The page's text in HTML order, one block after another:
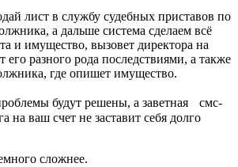
лист в службу судебных приставов по
а дальше система сделаем всё
и имущество, вызовет директора на
его разного рода последствиями, а также
где опишет имущество.
будут решены, а заветная смс-
на ваш счет не заставит себя долго
сложнее.